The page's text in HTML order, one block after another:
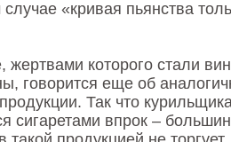
«кривая пьянства
жертвами которого стали
говорится еще об
Так что
сигаретами впрок –